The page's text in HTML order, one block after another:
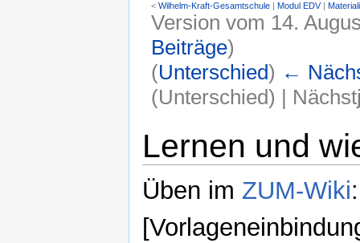
< Wilhelm-Kraft-Gesamtschule‎ | Modul EDV‎ |
Version vom 14.
Beiträge)
(Unterschied) ←
(Unterschied) |
Lernen und
Üben im ZUM-Wiki: